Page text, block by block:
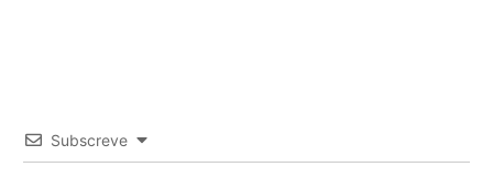
Subscreve